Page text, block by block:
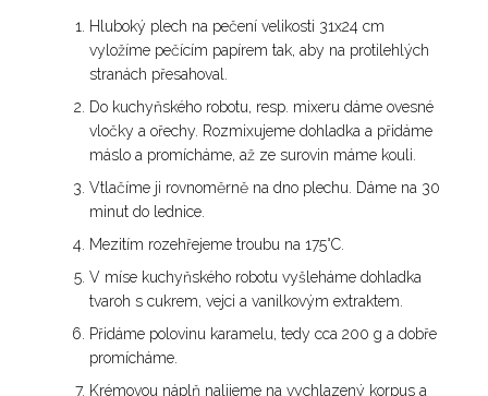
Hluboký plech na pečení velikosti 31x24 cm
vyložíme pečícím papírem tak, aby na protilehlých
stranách přesahoval.
Do kuchyňského robotu, resp. mixeru dáme ovesné
vločky a ořechy. Rozmixujeme dohladka a přidáme
máslo a promícháme, až ze surovin máme kouli.
Vtlačíme ji rovnoměrně na dno plechu. Dáme na 30
minut do lednice.
Mezitím rozehřejeme troubu na 175°C.
V míse kuchyňského robotu vyšleháme dohladka
tvaroh s cukrem, vejci a vanilkovým extraktem.
Přidáme polovinu karamelu, tedy cca 200 g a dobře
promícháme.
Krémovou náplň nalijeme na vychlazený korpus a